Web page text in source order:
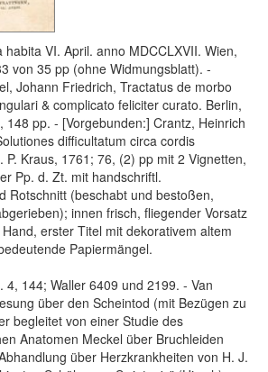
VI. April. anno MDCCLXVII. Wien,
von 35 pp (ohne Widmungsblatt). -
Johann Friedrich, Tractatus de morbo
& complicato feliciter curato. Berlin,
148 pp. - [Vorgebunden:] Crantz, Heinrich
difficultatum circa cordis
P. Kraus, 1761; 76, (2) pp mit 2 Vignetten,
Pp. d. Zt. mit handschriftl.
Rotschnitt (beschabt und bestoßen,
innen frisch, fliegender Vorsatz
erster Titel mit dekorativem altem
Papiermängel.
4, 144; Waller 6409 und 2199. - Van
über den Scheintod (mit Bezügen zu
begleitet von einer Studie des
Anatomen Meckel über Bruchleiden
über Herzkrankheiten von H. J.